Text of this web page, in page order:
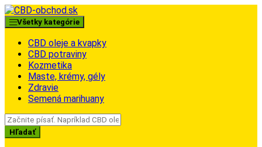
Skip
to
navigation
Skip
to
content
Všetky kategórie
CBD oleje a kvapky
CBD potraviny
Kozmetika
Maste, krémy, gély
Zdravie
Semená marihuany
Search
for:
Hľadať